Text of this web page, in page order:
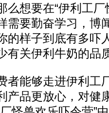
么想要在“伊利工厂
需要勤奋学习，
的样子到底有多吓
有关伊利牛奶的品
能够走进伊利工
产品更放心，对健